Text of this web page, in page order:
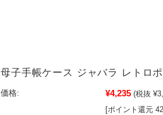
母子手帳ケース ジャバラ レトロ
価格: ¥4,235 (税抜
[ポイント還元